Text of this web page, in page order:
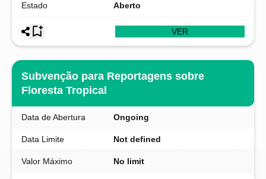
Estado Aberto
VER
Subvenção para Reportagens sobre
Floresta Tropical
Data de Abertura Ongoing
Data Limite Not defined
Valor Máximo No limit